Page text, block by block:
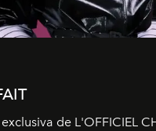
de L'OFFICIEL